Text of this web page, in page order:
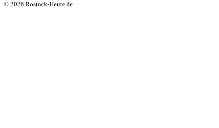
© 2026 Rostock-Heute.de